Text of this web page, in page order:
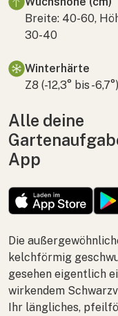
Breite: 40-60,
30-40
Winterhärte
Z8 (-12,3° bis -6,7°)
Alle deine
App
Die
kelchförmig
gesehen eigentlich
wirkendem
Ihr längliches,